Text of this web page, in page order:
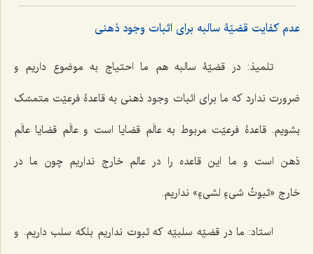
عدم کفایت قضیّۀ سالبه برای اثبات وجود ذهنی
تلمیذ: در قضیّۀ سالبه هم ما احتیاج به موضوع داریم و
ضرورت ندارد که ما برای اثبات وجود ذهنی به قاعدۀ فرعیّت متمسّک
بشویم. قاعدۀ فرعیّت مربوط به عالَم قضایا است و عالَم قضایا عالَم
ذهن است و ما این قاعده را در عالم خارج نداریم چون ما در
خارج «ثبوتُ شیءٍ لشیءٍ» نداریم.
استاد: ما در قضیّه سلبیّه که ثبوت نداریم بلکه سلب داریم. و